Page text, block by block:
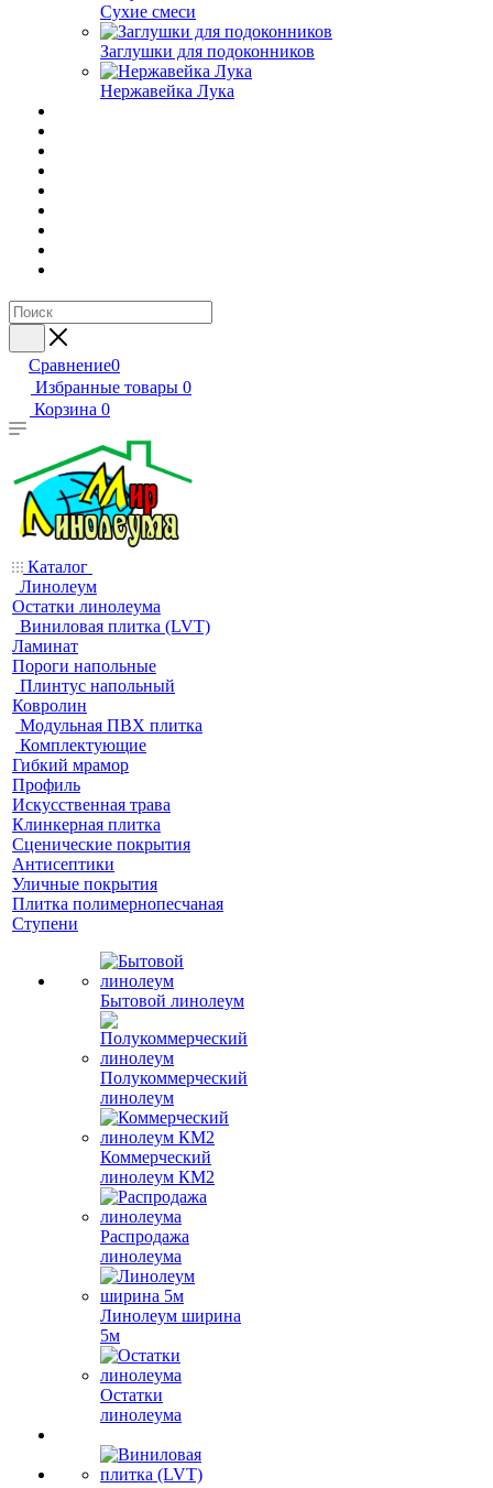
Сухие смеси
Заглушки для подоконников
Нержавейка Лука
Сравнение0
Избранные товары 0
Корзина 0
Каталог
Линолеум
Остатки линолеума
Виниловая плитка (LVT)
Ламинат
Пороги напольные
Плинтус напольный
Ковролин
Модульная ПВХ плитка
Комплектующие
Гибкий мрамор
Профиль
Искусственная трава
Клинкерная плитка
Сценические покрытия
Антисептики
Уличные покрытия
Плитка полимернопесчаная
Ступени
Бытовой линолеум
Полукоммерческий
линолеум
Коммерческий
линолеум КМ2
Распродажа
линолеума
Линолеум ширина
5м
Остатки
линолеума